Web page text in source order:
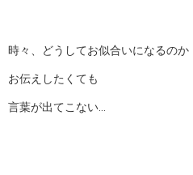
時々、どうしてお似合いになるのか
お伝えしたくても
言葉が出てこない…